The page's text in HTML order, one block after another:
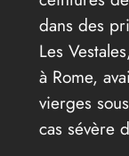
dans des
Les
à Rome,
vierges
cas sévère